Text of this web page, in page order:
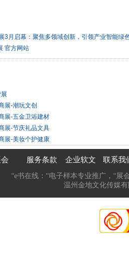
3月启幕：聚焦多领域创新，引领产业智能绿
官方网站
展-潮玩文创
展-五金卫浴建材
展-节庆礼品文具
展-美妆个护健康
服务条款 企业软文 联系我
“e书在线：“电子样本专业推广，“展
温州金地文化传媒